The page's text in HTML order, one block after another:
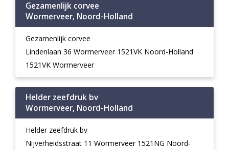
Gezamenlijk corvee
Wormerveer, Noord-Holland
Gezamenlijk corvee
Lindenlaan 36 Wormerveer 1521VK Noord-Holland
1521VK Wormerveer
Helder zeefdruk bv
Wormerveer, Noord-Holland
Helder zeefdruk bv
Nijverheidsstraat 11 Wormerveer 1521NG Noord-